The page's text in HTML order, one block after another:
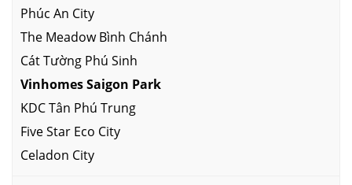
Phúc An City
The Meadow Bình Chánh
Cát Tường Phú Sinh
Vinhomes Saigon Park
KDC Tân Phú Trung
Five Star Eco City
Celadon City